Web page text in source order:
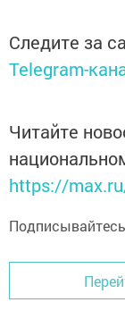
Следите за
Telegram-
Читайте
https://